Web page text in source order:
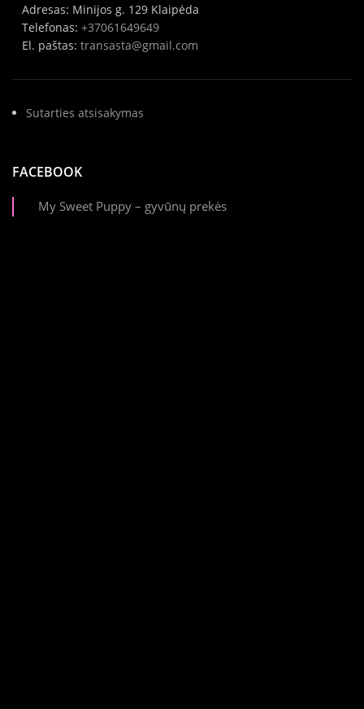
Adresas: Minijos g. 129 Klaipėda
Telefonas: +37061649649
El. paštas: transasta@gmail.com
Sutarties atsisakymas
FACEBOOK
My Sweet Puppy – gyvūnų prekės